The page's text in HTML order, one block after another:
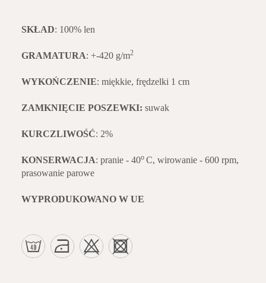
SKŁAD: 100% len
GRAMATURA: +-420 g/m2
WYKOŃCZENIE: miękkie, frędzelki 1 cm
ZAMKNIĘCIE POSZEWKI: suwak
KURCZLIWOŚĆ: 2%
KONSERWACJA: pranie - 40o C, wirowanie - 600 rpm,
prasowanie parowe
WYPRODUKOWANO W UE